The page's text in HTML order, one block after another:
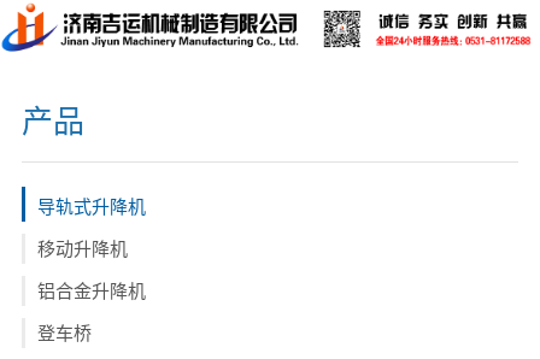
产品
导轨式升降机
移动升降机
铝合金升降机
登车桥